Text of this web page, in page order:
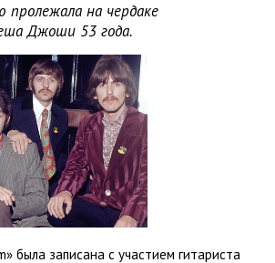
пролежала на чердаке
Джоши 53 года.
была записана с участием гитариста